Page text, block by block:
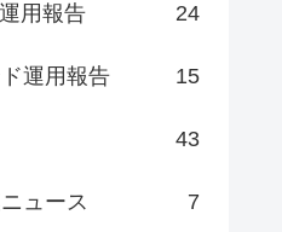
用報告 24
運用報告 15
43
ュース 7